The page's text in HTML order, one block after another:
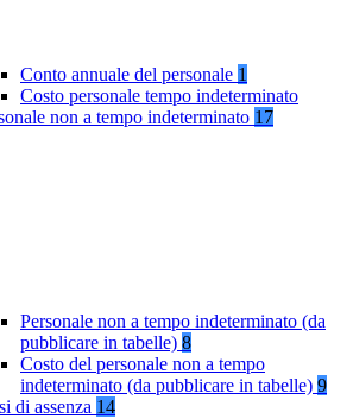
Conto annuale del personale 1
Costo personale tempo indeterminato
non a tempo indeterminato 17
Personale non a tempo indeterminato (da
pubblicare in tabelle) 8
Costo del personale non a tempo
indeterminato (da pubblicare in tabelle) 9
di assenza 14